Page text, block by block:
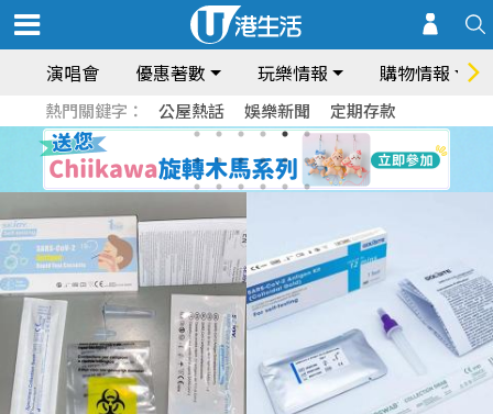
演唱會 優惠著數 玩樂情報 購物情報
熱門關鍵字： 公屋熱話 娛樂新聞 定期存款